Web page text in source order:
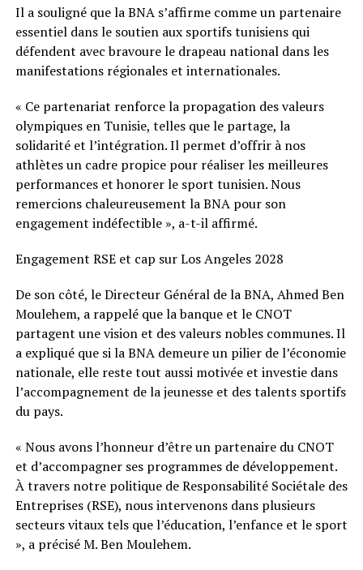
Il a souligné que la BNA s’affirme comme un partenaire
essentiel dans le soutien aux sportifs tunisiens qui
défendent avec bravoure le drapeau national dans les
manifestations régionales et internationales.
« Ce partenariat renforce la propagation des valeurs
olympiques en Tunisie, telles que le partage, la
solidarité et l’intégration. Il permet d’offrir à nos
athlètes un cadre propice pour réaliser les meilleures
performances et honorer le sport tunisien. Nous
remercions chaleureusement la BNA pour son
engagement indéfectible », a-t-il affirmé.
Engagement RSE et cap sur Los Angeles 2028
De son côté, le Directeur Général de la BNA, Ahmed Ben
Moulehem, a rappelé que la banque et le CNOT
partagent une vision et des valeurs nobles communes. Il
a expliqué que si la BNA demeure un pilier de l’économie
nationale, elle reste tout aussi motivée et investie dans
l’accompagnement de la jeunesse et des talents sportifs
du pays.
« Nous avons l’honneur d’être un partenaire du CNOT
et d’accompagner ses programmes de développement.
À travers notre politique de Responsabilité Sociétale des
Entreprises (RSE), nous intervenons dans plusieurs
secteurs vitaux tels que l’éducation, l’enfance et le sport
», a précisé M. Ben Moulehem.